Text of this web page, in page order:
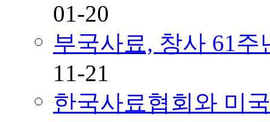
01-20
부국사료, 창사 61
11-21
한국사료협회와 미